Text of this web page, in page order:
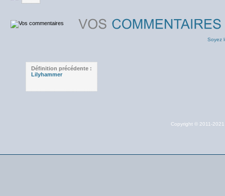
Soyez
Définition précédente :
Lilyhammer
Copyright © 2011-